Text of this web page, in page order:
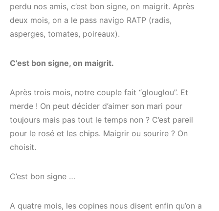
perdu nos amis, c’est bon signe, on maigrit. Après
deux mois, on a le pass navigo RATP (radis,
asperges, tomates, poireaux).
C’est bon signe, on maigrit.
Après trois mois, notre couple fait “glouglou”. Et
merde ! On peut décider d’aimer son mari pour
toujours mais pas tout le temps non ? C’est pareil
pour le rosé et les chips. Maigrir ou sourire ? On
choisit.
C’est bon signe …
A quatre mois, les copines nous disent enfin qu’on a